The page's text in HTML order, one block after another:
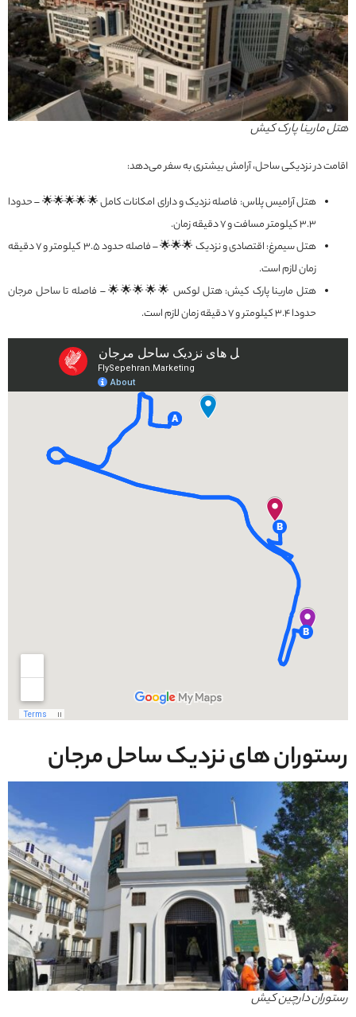
هتل مارینا پارک کیش
اقامت در نزدیکی ساحل، آرامش بیشتری به سفر می‌دهد:
هتل آرامیس پلاس: فاصله نزدیک و دارای امکانات کامل 🌟🌟🌟🌟🌟 – حدودا
3.3 کیلومتر مسافت و 7 دقیقه زمان.
هتل سیمرغ: اقتصادی و نزدیک 🌟🌟🌟 – فاصله حدود 3.5 کیلومتر و 7 دقیقه
زمان لازم است.
هتل مارینا پارک کیش: هتل لوکس 🌟🌟🌟🌟🌟 – فاصله تا ساحل مرجان
حدودا 3.4 کیلومتر و 7 دقیقه زمان لازم است.
رستوران های نزدیک ساحل مرجان
رستوران دارچین کیش